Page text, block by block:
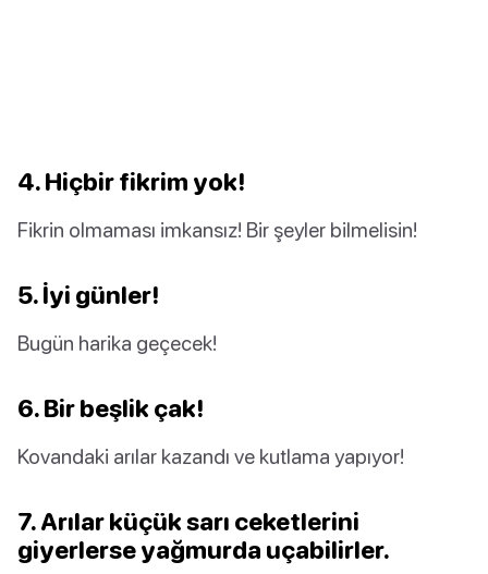
4. Hiçbir fikrim yok!
Fikrin olmaması imkansız! Bir şeyler bilmelisin!
5. İyi günler!
Bugün harika geçecek!
6. Bir beşlik çak!
Kovandaki arılar kazandı ve kutlama yapıyor!
7. Arılar küçük sarı ceketlerini
giyerlerse yağmurda uçabilirler.